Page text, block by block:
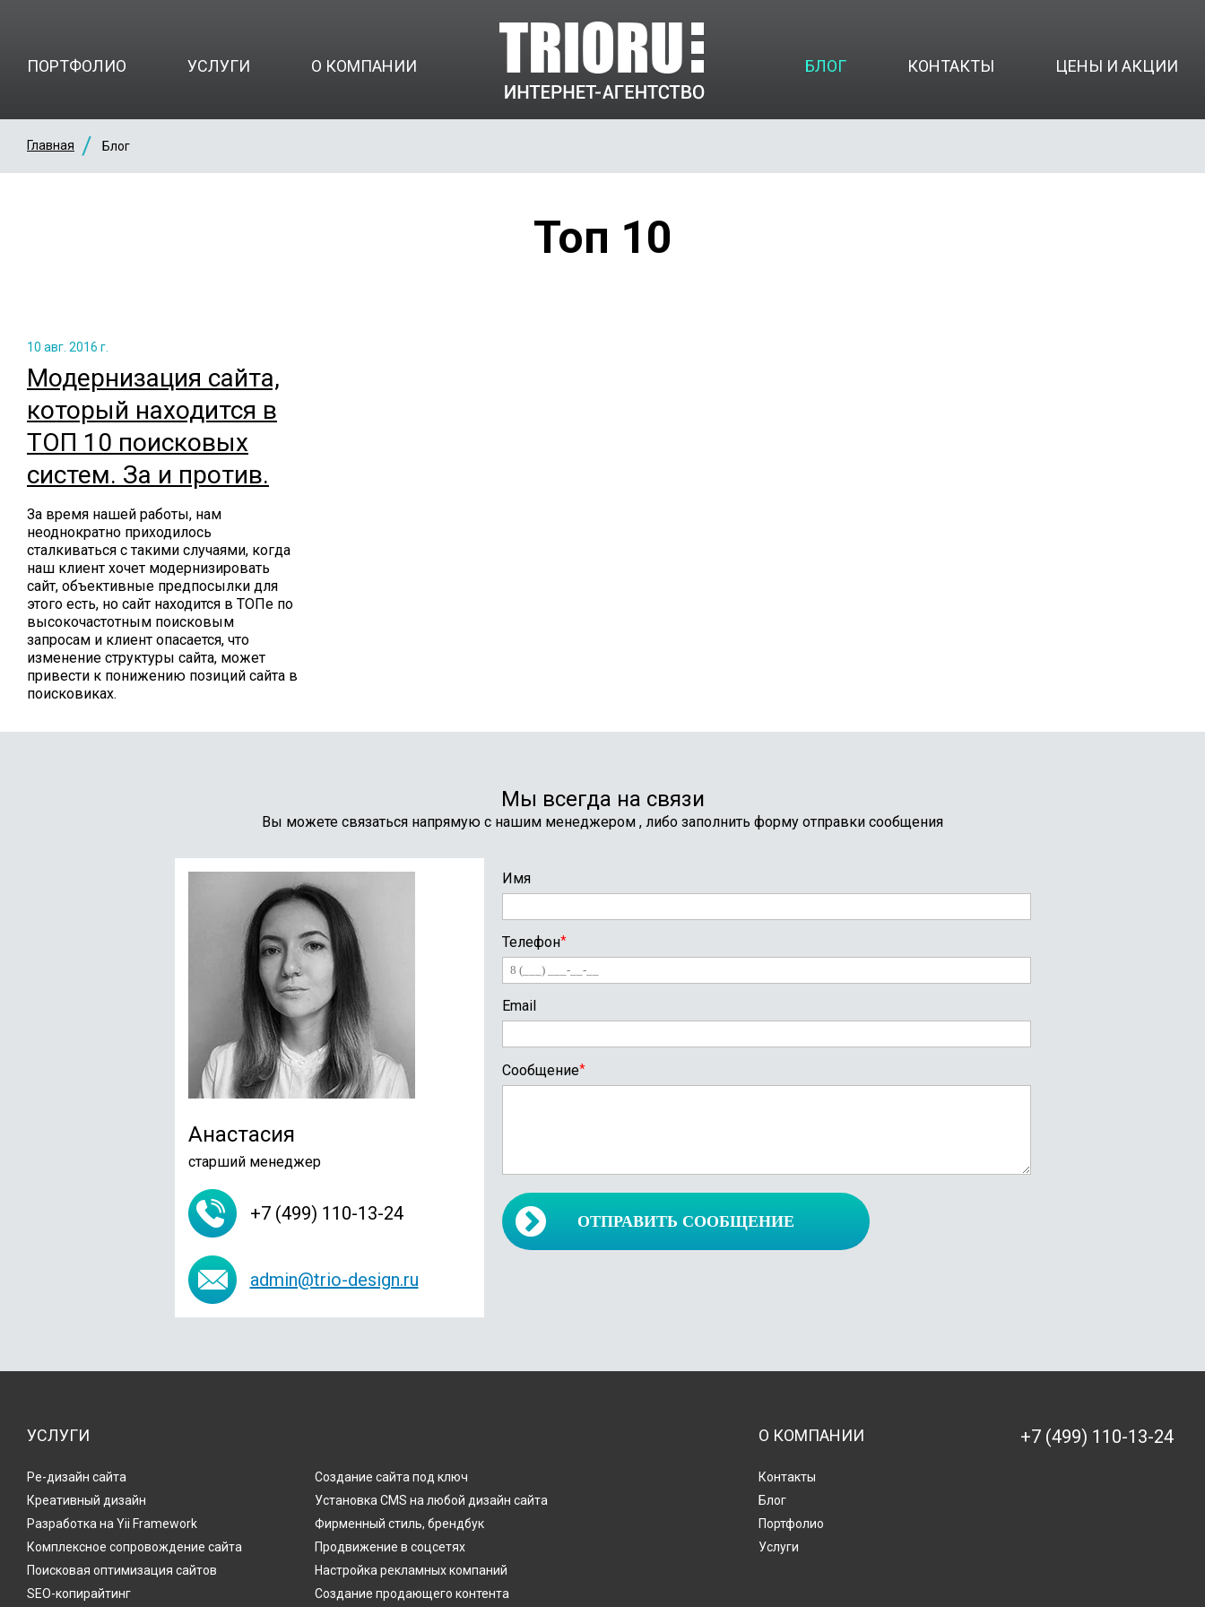
ПОРТФОЛИО УСЛУГИ О КОМПАНИИ БЛОГ КОНТАКТЫ ЦЕНЫ И АКЦИИ
Главная Блог
Топ 10
10 авг. 2016 г.
Модернизация сайта,
который находится в
ТОП 10 поисковых
систем. За и против.
За время нашей работы, нам
неоднократно приходилось
сталкиваться с такими случаями, когда
наш клиент хочет модернизировать
сайт, объективные предпосылки для
этого есть, но сайт находится в ТОПе по
высокочастотным поисковым
запросам и клиент опасается, что
изменение структуры сайта, может
привести к понижению позиций сайта в
поисковиках.
Мы всегда на связи
Вы можете связаться напрямую с нашим менеджером , либо заполнить форму отправки сообщения
Анастасия
старший менеджер
+7 (499) 110-13-24
admin@trio-design.ru
Имя
Телефон*
Email
Сообщение*
ОТПРАВИТЬ СООБЩЕНИЕ
УСЛУГИ
Ре-дизайн сайта
Создание сайта под ключ
Креативный дизайн
Установка CMS на любой дизайн сайта
Разработка на Yii Framework
Фирменный стиль, брендбук
Комплексное сопровождение сайта
Продвижение в соцсетях
Поисковая оптимизация сайтов
Настройка рекламных компаний
SEO-копирайтинг
Создание продающего контента
О КОМПАНИИ
Контакты
Блог
Портфолио
Услуги
+7 (499) 110-13-24